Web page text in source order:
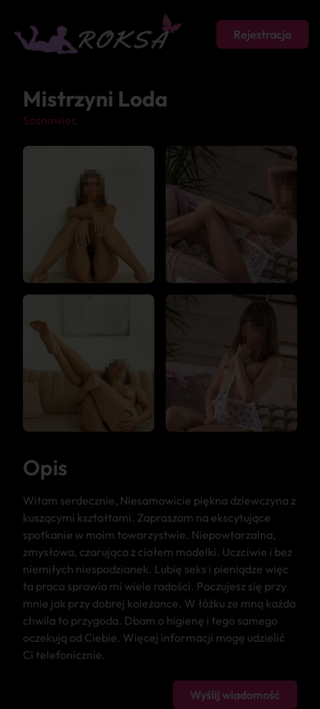
Rejestracja
Mistrzyni Loda
Sosnowiec
Opis
Witam serdecznie, Niesamowicie piękna dziewczyna z
kuszącymi kształtami. Zapraszam na ekscytujące
spotkanie w moim towarzystwie. Niepowtarzalna,
zmysłowa, czarująca z ciałem modelki. Uczciwie i bez
niemiłych niespodzianek. Lubię seks i pieniądze więc
ta praca sprawia mi wiele radości. Poczujesz się przy
mnie jak przy dobrej koleżance. W łóżku ze mną każda
chwila to przygoda. Dbam o higienę i tego samego
oczekują od Ciebie. Więcej informacji mogę udzielić
Ci telefonicznie.
Wyślij wiadomość